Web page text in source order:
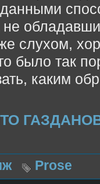
слухом,
было так
каким
Prose